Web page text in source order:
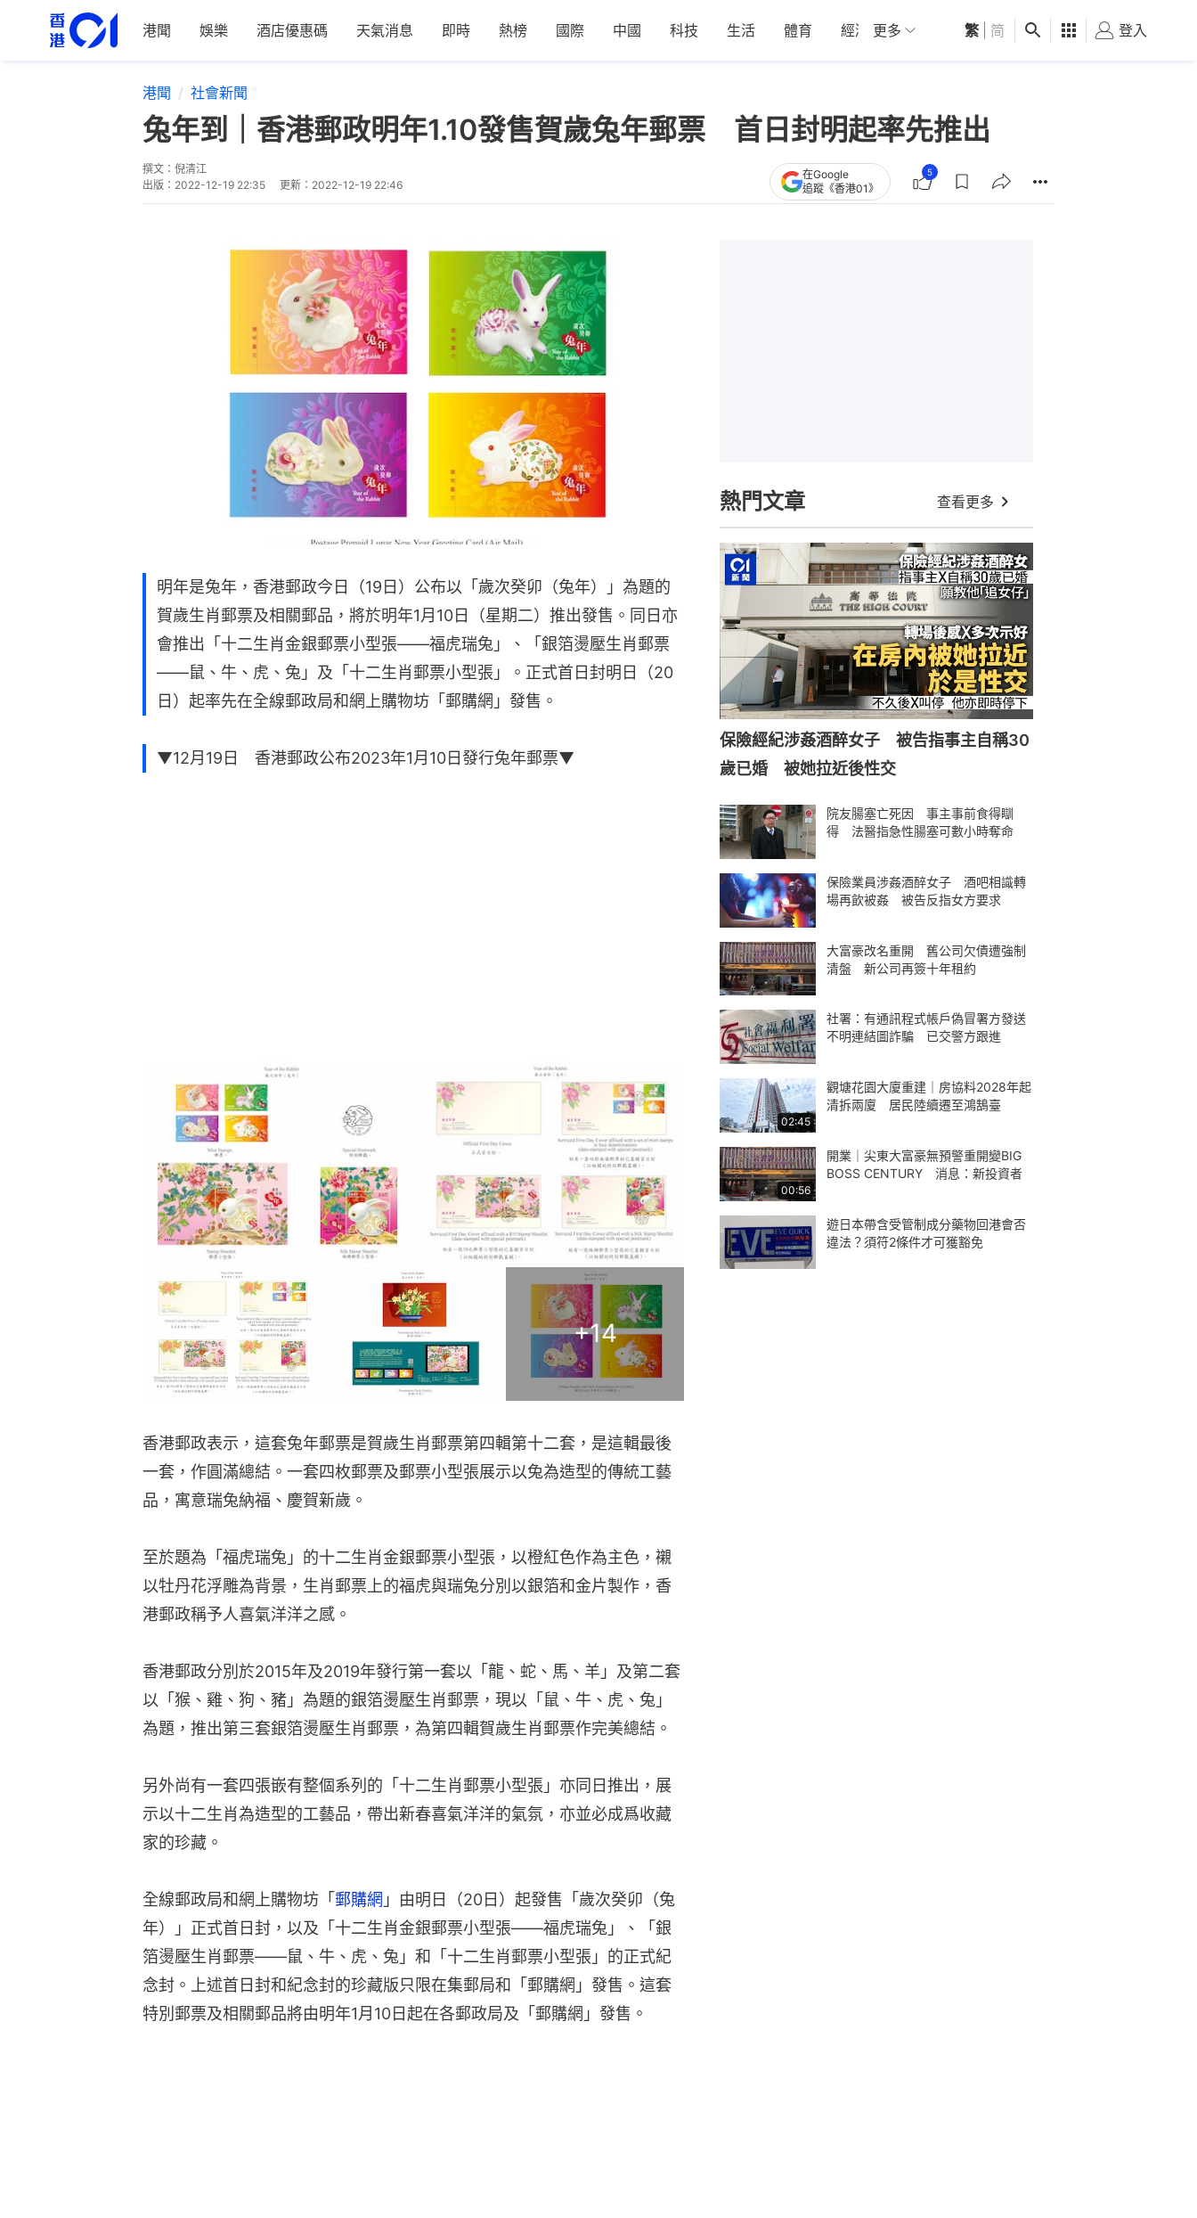
港聞 娛樂 酒店優惠碼 天氣消息 即時 熱榜 國際 中國 科技 生活 體育 經濟 01深圳 觀點 健康 好食玩飛
更多 繁 简 登入
港聞 社會新聞
兔年到｜香港郵政明年1.10發售賀歲兔年郵票 首日封明起率先推出
撰文： 倪清江
出版： 2022-12-19 22:35 更新： 2022-12-19 22:46
在Google
追蹤《香港01》
5
明年是兔年，香港郵政今日（19日）公布以「歲次癸卯（兔年）」為題的
賀歲生肖郵票及相關郵品，將於明年1月10日（星期二）推出發售。同日亦
會推出「十二生肖金銀郵票小型張——福虎瑞兔」、「銀箔燙壓生肖郵票
——鼠、牛、虎、兔」及「十二生肖郵票小型張」。正式首日封明日（20
日）起率先在全線郵政局和網上購物坊「郵購網」發售。
▼12月19日 香港郵政公布2023年1月10日發行兔年郵票▼
+14
香港郵政表示，這套兔年郵票是賀歲生肖郵票第四輯第十二套，是這輯最後
一套，作圓滿總結。一套四枚郵票及郵票小型張展示以兔為造型的傳統工藝
品，寓意瑞兔納福、慶賀新歲。
至於題為「福虎瑞兔」的十二生肖金銀郵票小型張，以橙紅色作為主色，襯
以牡丹花浮雕為背景，生肖郵票上的福虎與瑞兔分別以銀箔和金片製作，香
港郵政稱予人喜氣洋洋之感。
香港郵政分別於2015年及2019年發行第一套以「龍、蛇、馬、羊」及第二套
以「猴、雞、狗、豬」為題的銀箔燙壓生肖郵票，現以「鼠、牛、虎、兔」
為題，推出第三套銀箔燙壓生肖郵票，為第四輯賀歲生肖郵票作完美總結。
另外尚有一套四張嵌有整個系列的「十二生肖郵票小型張」亦同日推出，展
示以十二生肖為造型的工藝品，帶出新春喜氣洋洋的氣氛，亦並必成爲收藏
家的珍藏。
全線郵政局和網上購物坊「郵購網 」由明日（20日）起發售「歲次癸卯（兔
年）」正式首日封，以及「十二生肖金銀郵票小型張——福虎瑞兔」、「銀
箔燙壓生肖郵票——鼠、牛、虎、兔」和「十二生肖郵票小型張」的正式紀
念封。上述首日封和紀念封的珍藏版只限在集郵局和「郵購網」發售。這套
特別郵票及相關郵品將由明年1月10日起在各郵政局及「郵購網」發售。
熱門文章 查看更多
保險經紀涉姦酒醉女子 被告指事主自稱30
歲已婚 被她拉近後性交
院友腸塞亡死因 事主事前食得瞓
得 法醫指急性腸塞可數小時奪命
保險業員涉姦酒醉女子 酒吧相識轉
場再飲被姦 被告反指女方要求
大富豪改名重開 舊公司欠債遭強制
清盤 新公司再簽十年租約
社署：有通訊程式帳戶偽冒署方發送
不明連結圖詐騙 已交警方跟進
02:45
觀塘花園大廈重建｜房協料2028年起
清拆兩廈 居民陸續遷至鴻鵠臺
00:56
開業｜尖東大富豪無預警重開變BIG
BOSS CENTURY 消息：新投資者
遊日本帶含受管制成分藥物回港會否
違法？須符2條件才可獲豁免